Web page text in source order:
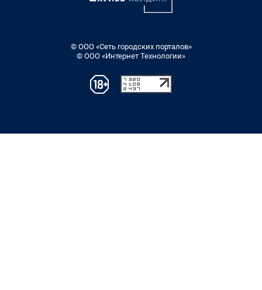
© ООО «Сеть городских порталов»
© ООО «Интернет Технологии»